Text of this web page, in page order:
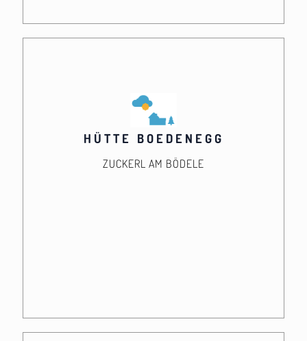
HÜTTE BOEDENEGG
ZUCKERL AM BÖDELE